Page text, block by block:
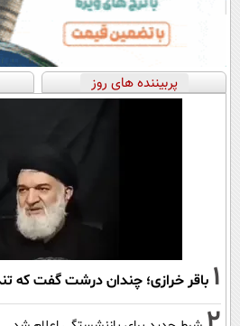
پربیننده های روز
1 باقر خرازی؛ چندان درشت گفت که